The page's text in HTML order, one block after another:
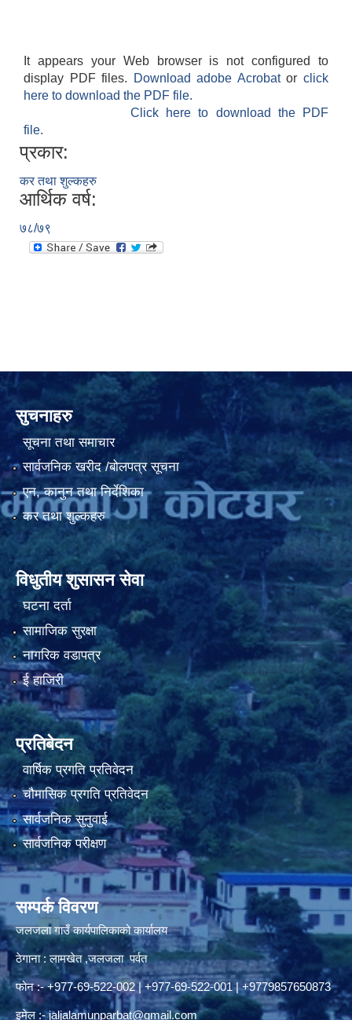
It appears your Web browser is not configured to
display PDF files.
Download adobe Acrobatorclick
here to download the PDF file.
Click here to download the PDF
file.
प्रकार:
कर तथा शुल्कहरु
आर्थिक वर्ष:
७८/७९
सुचनाहरु
सूचना तथा समाचार
सार्वजनिक खरीद /बोलपत्र सूचना
एन, कानुन तथा निर्देशिका
कर तथा शुल्कहरु
विधुतीय शुसासन सेवा
घटना दर्ता
सामाजिक सुरक्षा
नागरिक वडापत्र
ई हाजिरी
प्रतिबेदन
वार्षिक प्रगति प्रतिवेदन
चौमासिक प्रगति प्रतिवेदन
सार्वजनिक सुनुवाई
सार्वजनिक परीक्षण
सम्पर्क विवरण
जलजला गाउँ कार्यपालिकाको कार्यालय
ठेगाना : लामखेत ,जलजला पर्वत
फोन :- +977-69-522-002 | +977-69-522-001 | +9779857650873
इमेल :-jaljalamunparbat@gmail.com